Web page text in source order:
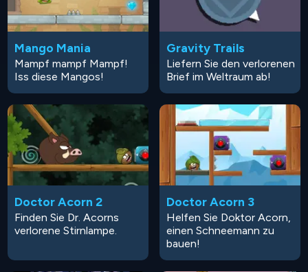
Mango Mania
Mampf mampf Mampf!
Iss diese Mangos!
Gravity Trails
Liefern Sie den verlorenen
Brief im Weltraum ab!
Doctor Acorn 2
Finden Sie Dr. Acorns
verlorene Stirnlampe.
Doctor Acorn 3
Helfen Sie Doktor Acorn,
einen Schneemann zu
bauen!